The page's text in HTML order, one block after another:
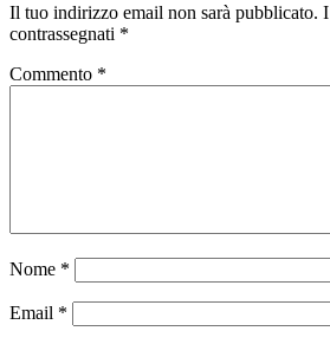
Il tuo indirizzo email non sarà pubblicato.
contrassegnati *
Commento *
Nome *
Email *